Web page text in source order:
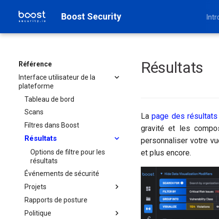
Boost Security
Référence
Interface utilisateur de la
plateforme
Tableau de bord
Scans
Filtres dans Boost
Résultats
Options de filtre pour les
résultats
Événements de sécurité
Projets
Projet
Rapports de posture
Politique
Résultats
Lapage des résultats
gravité et les
personnaliser votre
et plus encore.